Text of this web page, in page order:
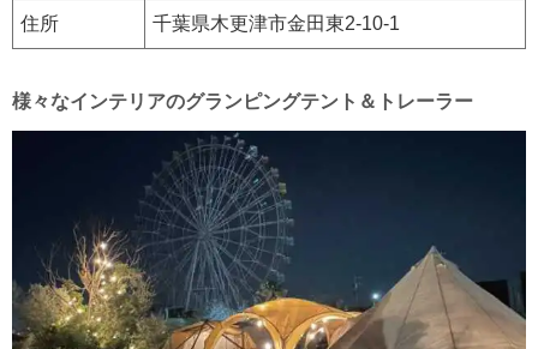
住所 千葉県木更津市金田東2-10-1
様々なインテリアのグランピングテント＆トレーラー